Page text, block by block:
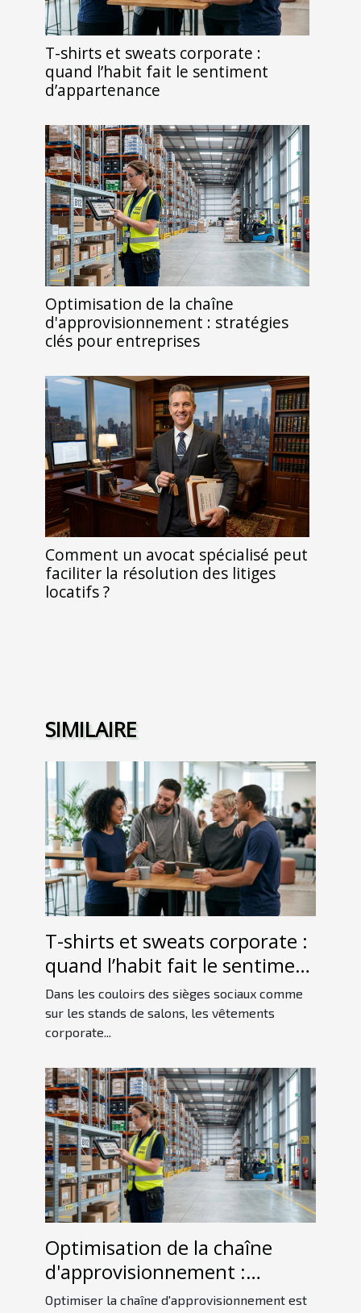
T-shirts et sweats corporate :
quand l’habit fait le sentiment
d’appartenance
Optimisation de la chaîne
d'approvisionnement : stratégies
clés pour entreprises
Comment un avocat spécialisé peut
faciliter la résolution des litiges
locatifs ?
SIMILAIRE
T-shirts et sweats corporate :
quand l’habit fait le sentiment
d’appartenance
Dans les couloirs des sièges sociaux comme
sur les stands de salons, les vêtements
corporate...
Optimisation de la chaîne
d'approvisionnement :
stratégies clés pour
Optimiser la chaîne d'approvisionnement est